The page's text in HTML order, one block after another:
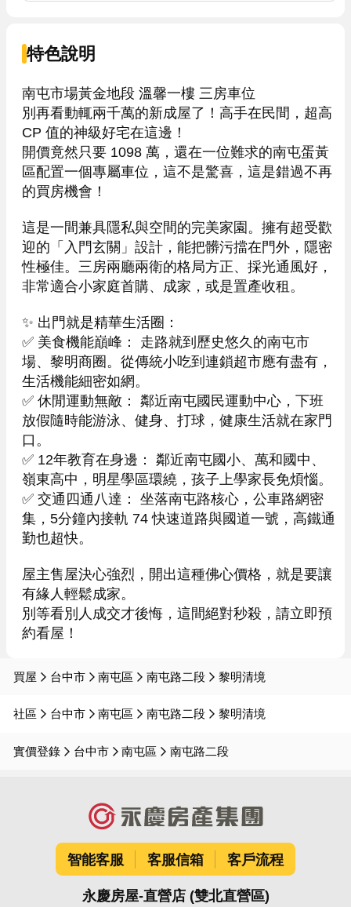
特色說明
南屯市場黃金地段 溫馨一樓 三房車位
別再看動輒兩千萬的新成屋了！高手在民間，超高
CP 值的神級好宅在這邊！
開價竟然只要 1098 萬，還在一位難求的南屯蛋黃
區配置一個專屬車位，這不是驚喜，這是錯過不再
的買房機會！
這是一間兼具隱私與空間的完美家園。擁有超受歡
迎的「入門玄關」設計，能把髒污擋在門外，隱密
性極佳。三房兩廳兩衛的格局方正、採光通風好，
非常適合小家庭首購、成家，或是置產收租。
✨ 出門就是精華生活圈：
✅ 美食機能巔峰： 走路就到歷史悠久的南屯市
場、黎明商圈。從傳統小吃到連鎖超市應有盡有，
生活機能細密如網。
✅ 休閒運動無敵： 鄰近南屯國民運動中心，下班
放假隨時能游泳、健身、打球，健康生活就在家門
口。
✅ 12年教育在身邊： 鄰近南屯國小、萬和國中、
嶺東高中，明星學區環繞，孩子上學家長免煩惱。
✅ 交通四通八達： 坐落南屯路核心，公車路網密
集，5分鐘內接軌 74 快速道路與國道一號，高鐵通
勤也超快。
屋主售屋決心強烈，開出這種佛心價格，就是要讓
有緣人輕鬆成家。
別等看別人成交才後悔，這間絕對秒殺，請立即預
約看屋！
買屋 台中市 南屯區 南屯路二段 黎明清境
社區 台中市 南屯區 南屯路二段 黎明清境
實價登錄 台中市 南屯區 南屯路二段
智能客服 客服信箱 客戶流程
永慶房屋-直營店 (雙北直營區)